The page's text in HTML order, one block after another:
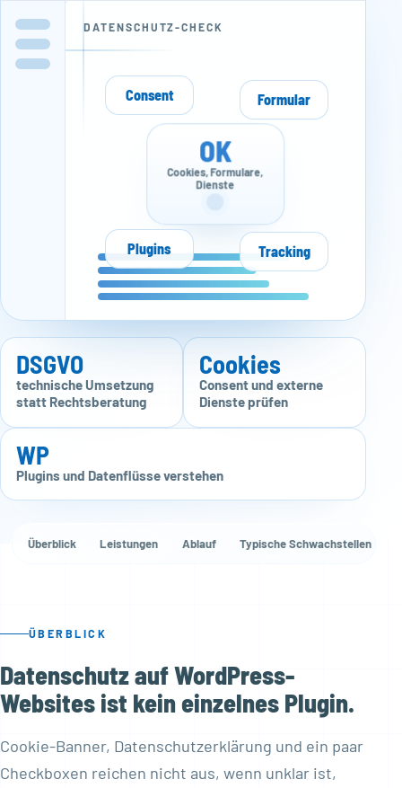
DATENSCHUTZ-CHECK
OK
Cookies, Formulare,
Dienste
Consent Formular
Tracking
Plugins
DSGVO
technische Umsetzung
statt Rechtsberatung
Cookies
Consent und externe
Dienste prüfen
WP
Plugins und Datenflüsse verstehen
Überblick Leistungen Ablauf Typische Schwachstellen
ÜBERBLICK
Datenschutz auf WordPress-
Websites ist kein einzelnes Plugin.
Cookie-Banner, Datenschutzerklärung und ein paar
Checkboxen reichen nicht aus, wenn unklar ist,